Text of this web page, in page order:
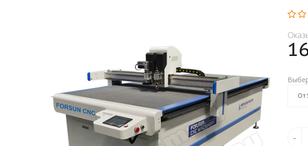
Спец. Предложение
Раскрой EVA-
за метр реза
-